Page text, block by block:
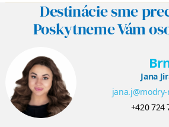
Destinácie sme
Poskytneme Vám
Jana
+420 724